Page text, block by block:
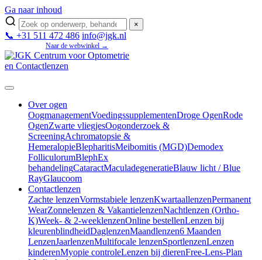
Ga naar inhoud
×
📞 +31 511 472 486 info@jgk.nl
Naar de webwinkel →
Over ogen
OogmanagementVoedingssupplementenDroge OgenRode
OgenZwarte vliegjesOogonderzoek &
ScreeningAchromatopsie &
HemeralopieBlepharitisMeibomitis (MGD)Demodex
FolliculorumBlephEx
behandelingCataractMaculadegeneratieBlauw licht / Blue
RayGlaucoom
Contactlenzen
Zachte lenzenVormstabiele lenzenKwartaallenzenPermanent
WearZonnelenzen & VakantielenzenNachtlenzen (Ortho-
K)Week- & 2-weeklenzenOnline bestellenLenzen bij
kleurenblindheidDaglenzenMaandlenzen6 Maanden
LenzenJaarlenzenMultifocale lenzenSportlenzenLenzen
kinderenMyopie controleLenzen bij dierenFree-Lens-Plan